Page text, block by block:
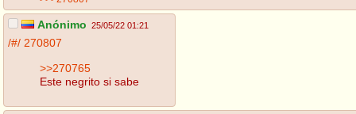
Anónimo 25/05/22 01:21
/#/ 270807
>>270765
Este negrito si sabe